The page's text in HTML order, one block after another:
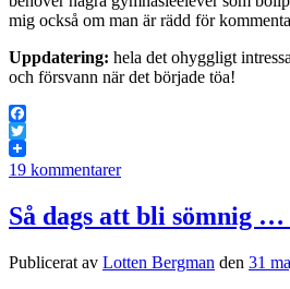
mig också om man är rädd för
Uppdatering: hela det ohyggligt
och försvann när det började töa!
Facebook
Twitter
19 kommentarer
Så dags att bli sömnig …
Publicerat av Lotten Bergman den 31